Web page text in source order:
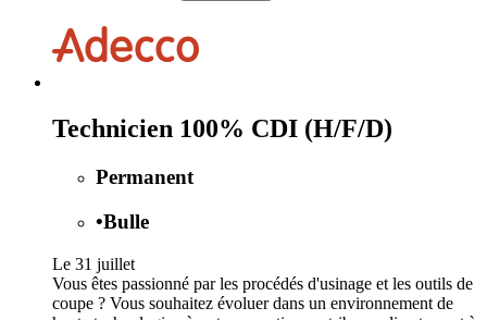
Technicien 100% CDI (H/F/D)
Permanent
•Bulle
Le 31 juillet
Vous êtes passionné par les procédés d'usinage et les outils de
coupe ? Vous souhaitez évoluer dans un environnement de